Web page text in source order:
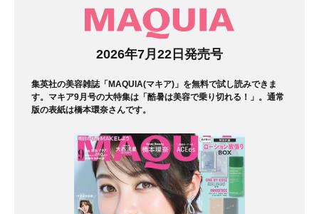
2026年7月22日発売号
集英社の美容雑誌「MAQUIA(マキア)」を無料で試し読みできま
す。マキア9月号の大特集は「酷暑は美容で乗り切れる！」。通常
版の表紙は橋本環奈さんです。